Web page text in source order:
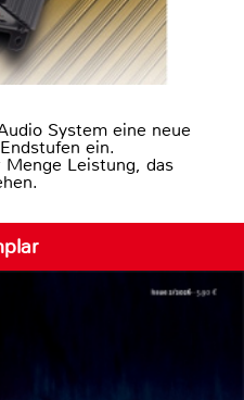
System eine neue
ein.
Leistung, das